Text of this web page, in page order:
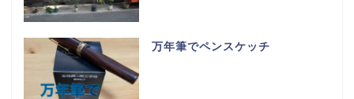
万年筆でペンスケッチ